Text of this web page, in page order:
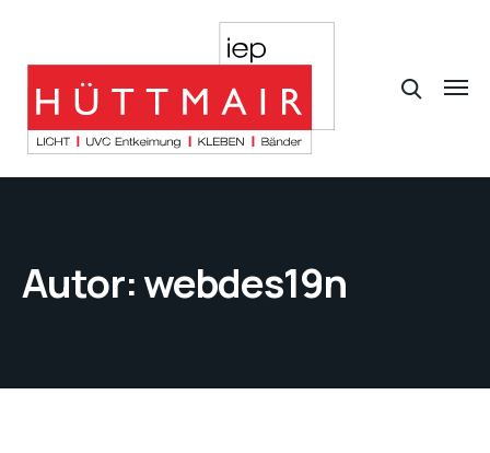
Autor:webdes19n